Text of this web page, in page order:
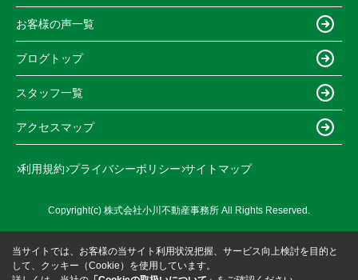
お客様の声一覧
ブログトップ
スタッフ一覧
アクセスマップ
利用規約 プライバシーポリシー サイトマップ
Copyright(c) 株式会社小川不動産事務所 All Rights Reserved.
当サイトでは、お客様の当サイト利用状況把握、サービス向上検討を目的と
して、クッキー（Cookie）を使用しています。